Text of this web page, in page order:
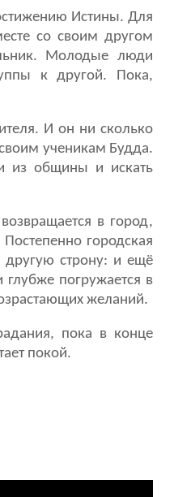
Истины. Для
со своим другом
Молодые люди
к другой. Пока,
И он ни сколько
ученикам Будда.
из общины и искать
в город,
городская
другую строну: и ещё
погружается в
желаний.
пока в конце
покой.